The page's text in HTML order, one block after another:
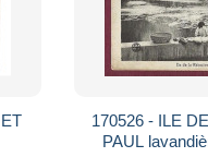
170526 - ILE
PAUL